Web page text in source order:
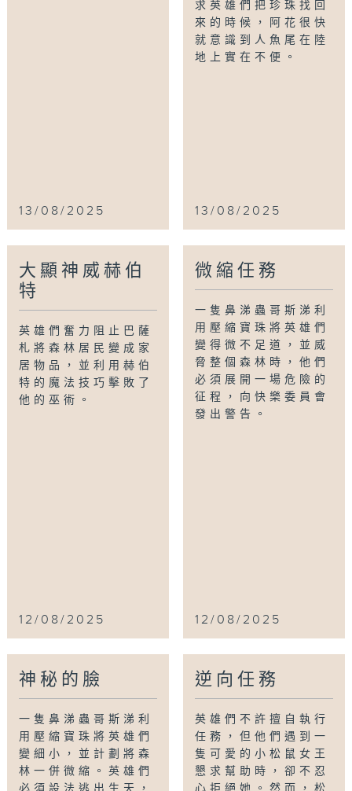
13/08/2025
求英雄們把珍珠找回
來的時候，阿花很快
就意識到人魚尾在陸
地上實在不便。
13/08/2025
大顯神威赫伯
特
英雄們奮力阻止巴薩
札將森林居民變成家
居物品，並利用赫伯
特的魔法技巧擊敗了
他的巫術。
12/08/2025
微縮任務
一隻鼻涕蟲哥斯涕利
用壓縮寶珠將英雄們
變得微不足道，並威
脅整個森林時，他們
必須展開一場危險的
征程，向快樂委員會
發出警告。
12/08/2025
神秘的臉
一隻鼻涕蟲哥斯涕利
用壓縮寶珠將英雄們
變細小，並計劃將森
林一併微縮。英雄們
逆向任務
英雄們不許擅自執行
任務，但他們遇到一
隻可愛的小松鼠女王
懇求幫助時，卻不忍